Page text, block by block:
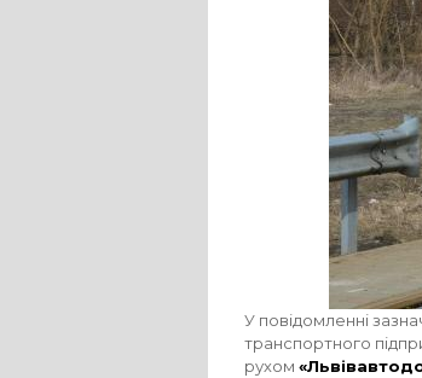
У повідомленні
транспортного
рухом